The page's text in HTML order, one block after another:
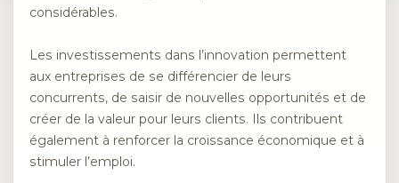
considérables.
Les investissements dans l’innovation permettent
aux entreprises de se différencier de leurs
concurrents, de saisir de nouvelles opportunités et de
créer de la valeur pour leurs clients. Ils contribuent
également à renforcer la croissance économique et à
stimuler l’emploi.